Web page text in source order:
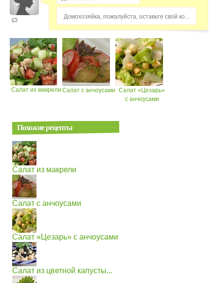
Домохозяйка, пожалуйста, оставьте свой комментарий...
Салат из макрели Салат с анчоусами Салат «Цезарь»
с анчоусами
Похожие рецепты
Салат из макрели
Салат с анчоусами
Салат «Цезарь» с анчоусами
Салат из цветной капусты...